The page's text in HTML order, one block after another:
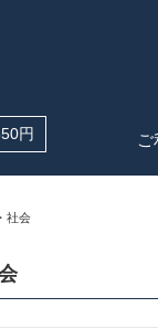
円 ご
社会